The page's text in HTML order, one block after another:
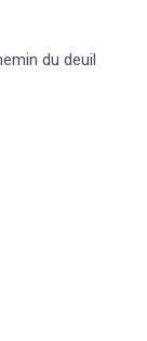
du deuil